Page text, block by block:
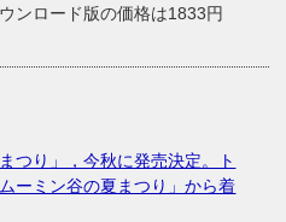
ンロード版の価格は1833円
つり」，今秋に発売決定。ト
ーミン谷の夏まつり」から着